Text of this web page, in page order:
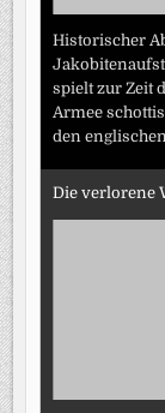
Historischer
spielt zur Zeit
Armee
den
Die verlorene